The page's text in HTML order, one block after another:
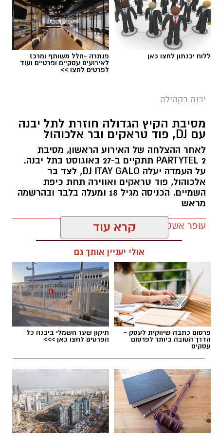
לקראת ראש השנה הקרוב יוצא לדרך המיזם
המרגש"טל של נתינה", לזכרו של טל מלכה ז״ל –
צעיר שנולד ביבנה, הקדיש את חייו לעשייה
ולשליחות ונפל בעת שירותו במאי 2024, כשהוא בן
21 בלבד.
מיבנה
סלי מזון למשפחות לקראת החג. הסלים יחולקו
למשפחות הזקוקות לסיוע, כאשר החלוקה תתקיים
גם בעיר יבנה.
המטרה היא לא רק לסייע למאות משפחות לפתוח
את השנה החדשה בכבוד, אלא גם להמשיך בדרך
שאפיינה את טל – עשייה למען האחר, אהבת אדם,
נתינה ותחושת שליחות.
מיבנה למסלול חיים של הצטיינות ושליחות
בנם של יעלי ושרון ואח לנאור ולעמית. את שנותיו
הראשונות העביר בעיר, ובגיל חמש עברה
המשפחה לנס ציונה.
ללוח יבנתון לחצו כאן פנתרה -חלל משותף ומרכז
לאירועים עסקיים ופרטיים ועוד
לפרטים לחצו >>
יבנה בקהילה
מסיבת הקיץ הגדולה חוזרת לתל יבנה
עם DJ, פוד טראקים ובר אלכוהול
לאחר ההצלחה של האירוע הראשון, מסיבת
PARTYTEL 2 תתקיים ב-27 באוגוסט בתל יבנה.
על העמדה יעלה DJ ITAY GALO, לצד בר
אלכוהול, פוד טראקים ואווירה תחת כיפת
השמיים. הכניסה מגיל 18 ומעלה בלבד ובהרשמה
מראש
עופר אשטוקר / 19:06 06.08.26
תגים:מסיבת קיץ בתל יבנה
קרא עוד
אולי יעניין אותך גם
פרסום כתבה שיווקית לעסק -
הדרך הטובה ביותר לפרסום
עסקים
תיקון שער חשמלי ביבנה כל
הפרטים לחצו כאן >>>